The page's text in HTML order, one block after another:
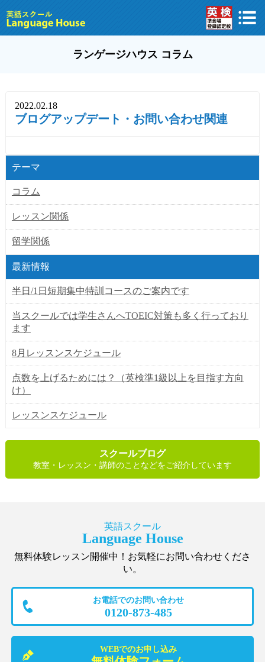
ランゲージハウス コラム
2022.02.18
ブログアップデート・お問い合わせ関連
テーマ
コラム
レッスン関係
留学関係
最新情報
半日/1日短期集中特訓コースのご案内です
当スクールでは学生さんへTOEIC対策も多く行っており
ます
8月レッスンスケジュール
点数を上げるためには？（英検準1級以上を目指す方向
け）
レッスンスケジュール
スクールブログ
教室・レッスン・講師のことなどをご紹介しています
英語スクール
Language House
無料体験レッスン開催中！お気軽にお問い合わせくださ
い。
お電話でのお問い合わせ
0120-873-485
WEBでのお申し込み